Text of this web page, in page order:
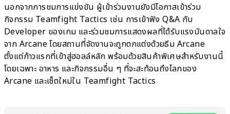
นอกจากการชมการแข่งขัน ผู้เข้าร่วมงานยังมีโอกาสเข้าร่วม
กิจกรรม Teamfight Tactics เช่น การเข้าฟัง Q&A กับ
Developer ของเกม และร่วมชมการแสดงผลที่ได้รับแรงบันดาลใจ
จาก Arcane โดยสถานที่จัดงานจะถูกตกแต่งด้วยธีม Arcane
ตั้งแต่ก้าวแรกที่เข้าสู่ฮอลล์หลัก พร้อมด้วยสินค้าพิเศษสำหรับงานนี้
โดยเฉพาะ อาหาร และกิจกรรมอื่น ๆ ที่จะสะท้อนถึงโลกของ
Arcane และเซ็ตใหม่ใน Teamfight Tactics